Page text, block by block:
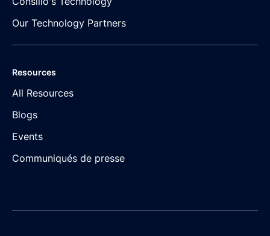
Our Technology Partners
Resources
All Resources
Blogs
Events
Communiqués de presse